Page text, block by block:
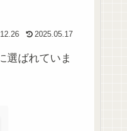
2025.05.17
選ばれていま